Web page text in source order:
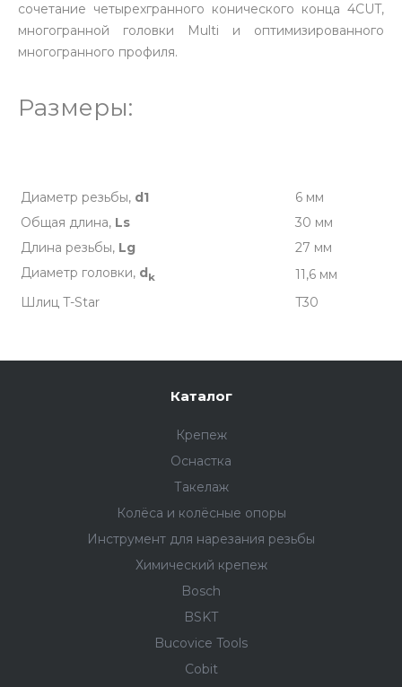
сочетание четырехгранного конического конца 4CUT,
многогранной головки Multi и оптимизированного
многогранного профиля.
Размеры:
Диаметр резьбы, d1
6 мм
Общая длина, Ls
30 мм
Длина резьбы, Lg
27 мм
Диаметр головки, dk
11,6 мм
Шлиц T-Star
T30
Каталог
Крепеж
Оснастка
Такелаж
Колёса и колëсные опоры
Инструмент для нарезания резьбы
Химический крепеж
Bosch
BSKT
Bucovice Tools
Cobit